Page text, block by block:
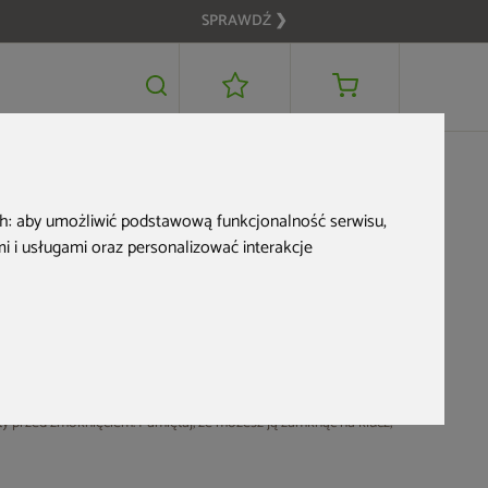
aby umożliwić podstawową funkcjonalność serwisu,
i usługami oraz personalizować interakcje
SPRAWDŹ ❯
mebel, dzięki któremu będzie Ci łatwiej
przed zmoknięciem. Pamiętaj, że możesz ją zamknąć na klucz,